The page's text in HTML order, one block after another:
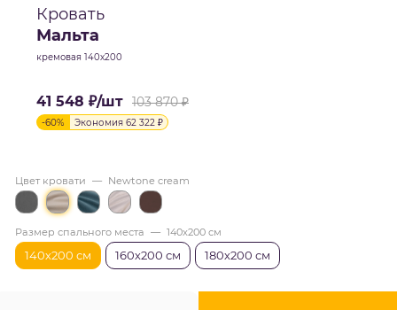
Кровать
Мальта
кремовая 140х200
41 548 ₽/шт 103 870₽
-60% Экономия 62 322 ₽
Цвет кровати — Newtone cream
Размер спального места — 140х200 см
140х200 см 160х200 см 180х200 см